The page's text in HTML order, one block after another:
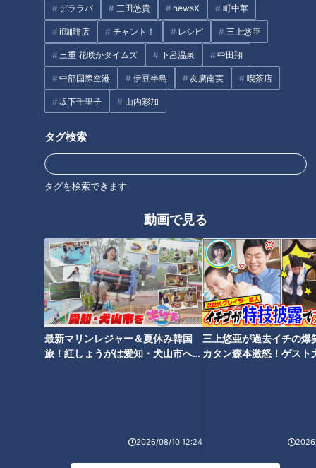
デララバ 三田悠貴 newsX 町中華
if珈琲店 チャント！ レシピ 三上悠亜
三重 花咲かタイムズ 下呂温泉 中田翔
中部国際空港 伊豆半島 友廣南実 喫茶店
坂下千里子 山内彩加
タグ検索
タグを検索できます
動画で見る
最新マリンレジャー＆夏休み韓国
旅！紅しょうがは愛知・犬山市へ
2026/08/10 12:24
三上悠亜が過去イチの爆
カタン森本激怒！ゲスト
ml_bosai@cbc-tr.co.jp
https://hicbc.com/bousai/
この記事の画像を見る
この記事を見たあなたへのおすすめ
「太田×石井のデララバトーク
ライブ」の第4弾が開催決定！
友廣アナの自転車旅｜知多半島
から渥美半島の先端へ！新シリ
ーズ始動 125kmの自転車旅！
【チャント！特集】
ＣＢＣ開局７５周年プロジェク
（３）テレビスタジオの裏側